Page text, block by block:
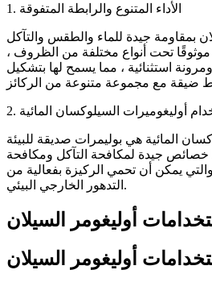
1. الأداء المتنوع والرابطة المتفوقة
بمقاومة جيدة للماء والطقس والتآكل
موثوقًا تحت أنواع مختلفة من الظروف ،
استثنائية ، مما يسمح لها بتشكيل
أوليغوميرات السيلوكسان المائية
المائية هي بوليمرات صديقة للبيئة
خصائص جيدة لمكافحة التآكل ومكافحة
يمكن أن تحمي الركيزة بفعالية من
التدهور الخارجي البيئي.
أوليغومر السيلان
أوليغومر السيلان